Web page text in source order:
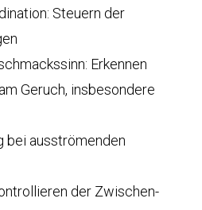
Steuern der
Erkennen
Geruch, insbesondere
bei ausströmenden
der Zwischen-